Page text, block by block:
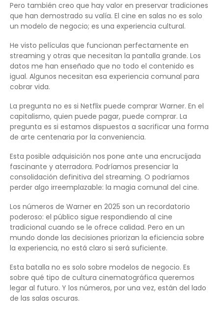
Pero también creo que hay valor en preservar tradiciones
que han demostrado su valía. El cine en salas no es solo
un modelo de negocio; es una experiencia cultural.
He visto películas que funcionan perfectamente en
streaming y otras que necesitan la pantalla grande. Los
datos me han enseñado que no todo el contenido es
igual. Algunos necesitan esa experiencia comunal para
cobrar vida.
La pregunta no es si Netflix puede comprar Warner. En el
capitalismo, quien puede pagar, puede comprar. La
pregunta es si estamos dispuestos a sacrificar una forma
de arte centenaria por la conveniencia.
Esta posible adquisición nos pone ante una encrucijada
fascinante y aterradora. Podríamos presenciar la
consolidación definitiva del streaming. O podríamos
perder algo irreemplazable: la magia comunal del cine.
Los números de Warner en 2025 son un recordatorio
poderoso: el público sigue respondiendo al cine
tradicional cuando se le ofrece calidad. Pero en un
mundo donde las decisiones priorizan la eficiencia sobre
la experiencia, no está claro si será suficiente.
Esta batalla no es solo sobre modelos de negocio. Es
sobre qué tipo de cultura cinematográfica queremos
legar al futuro. Y los números, por una vez, están del lado
de las salas oscuras.